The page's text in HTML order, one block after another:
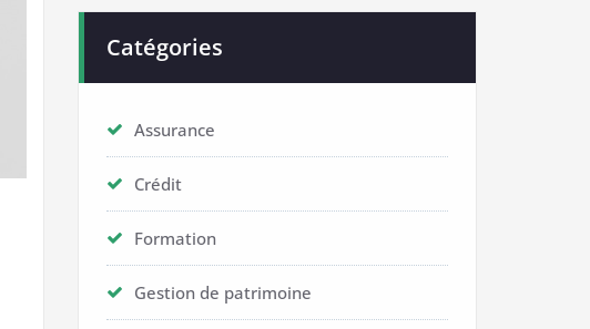
Catégories
Assurance
Crédit
Formation
Gestion de patrimoine